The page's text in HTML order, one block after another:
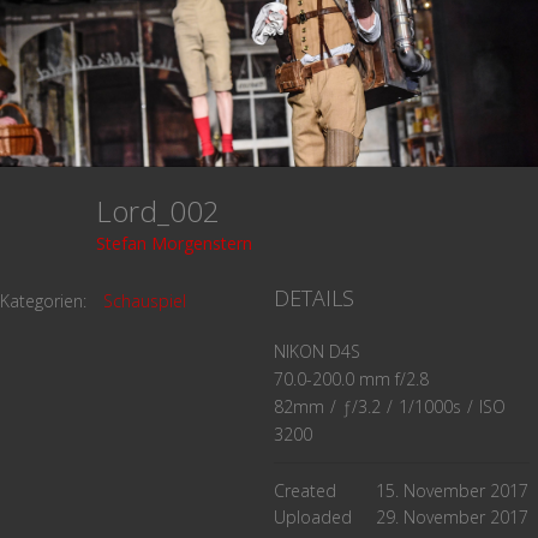
Lord_002
Stefan Morgenstern
Kategorien: Schauspiel DETAILS
NIKON D4S
70.0-200.0 mm f/2.8
82mm / ƒ/3.2 / 1/1000s / ISO
3200
Created
15. November 2017
Uploaded
29. November 2017